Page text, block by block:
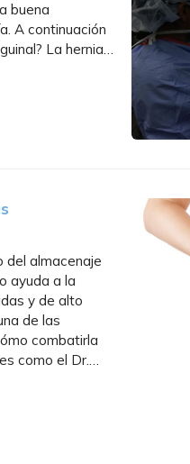
buena
A continuación
La hernia
del almacenaje
ayuda a la
y de alto
de las
combatirla
como el Dr.